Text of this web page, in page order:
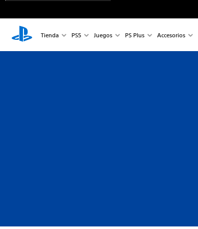
Tienda PS5 Juegos PS Plus Accesorios